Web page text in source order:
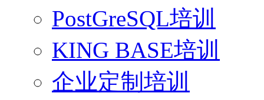
PostGreSQL培训
KING BASE培训
企业定制培训